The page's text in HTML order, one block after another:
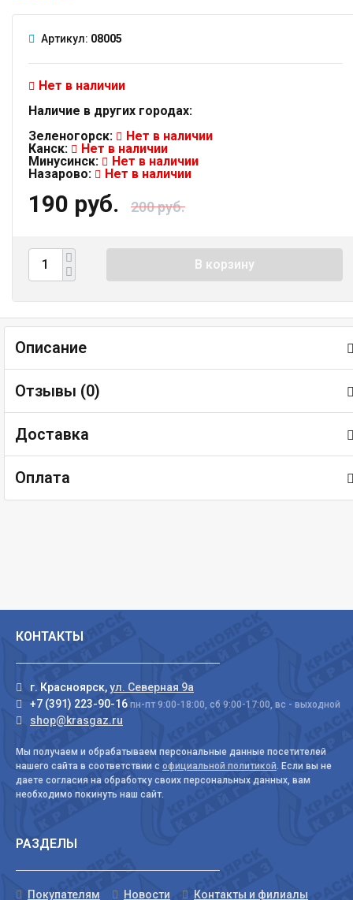
Артикул: 08005
Нет в наличии
Наличие в других городах:
Зеленогорск:
Нет в наличии
Канск:
Нет в наличии
Минусинск:
Нет в наличии
Назарово:
Нет в наличии
190 руб. 200 руб.
В корзину
Описание
Отзывы (0)
Доставка
Оплата
КОНТАКТЫ
г. Красноярск,ул. Северная 9а
+7 (391) 223-90-16 пн-пт 9:00-18:00, сб 9:00-17:00, вс - выходной
shop@krasgaz.ru
Мы получаем и обрабатываем персональные данные посетителей
нашего сайта в соответствии с официальной политикой. Если вы не
даете согласия на обработку своих персональных данных, вам
необходимо покинуть наш сайт.
РАЗДЕЛЫ
Покупателям Новости Контакты и филиалы